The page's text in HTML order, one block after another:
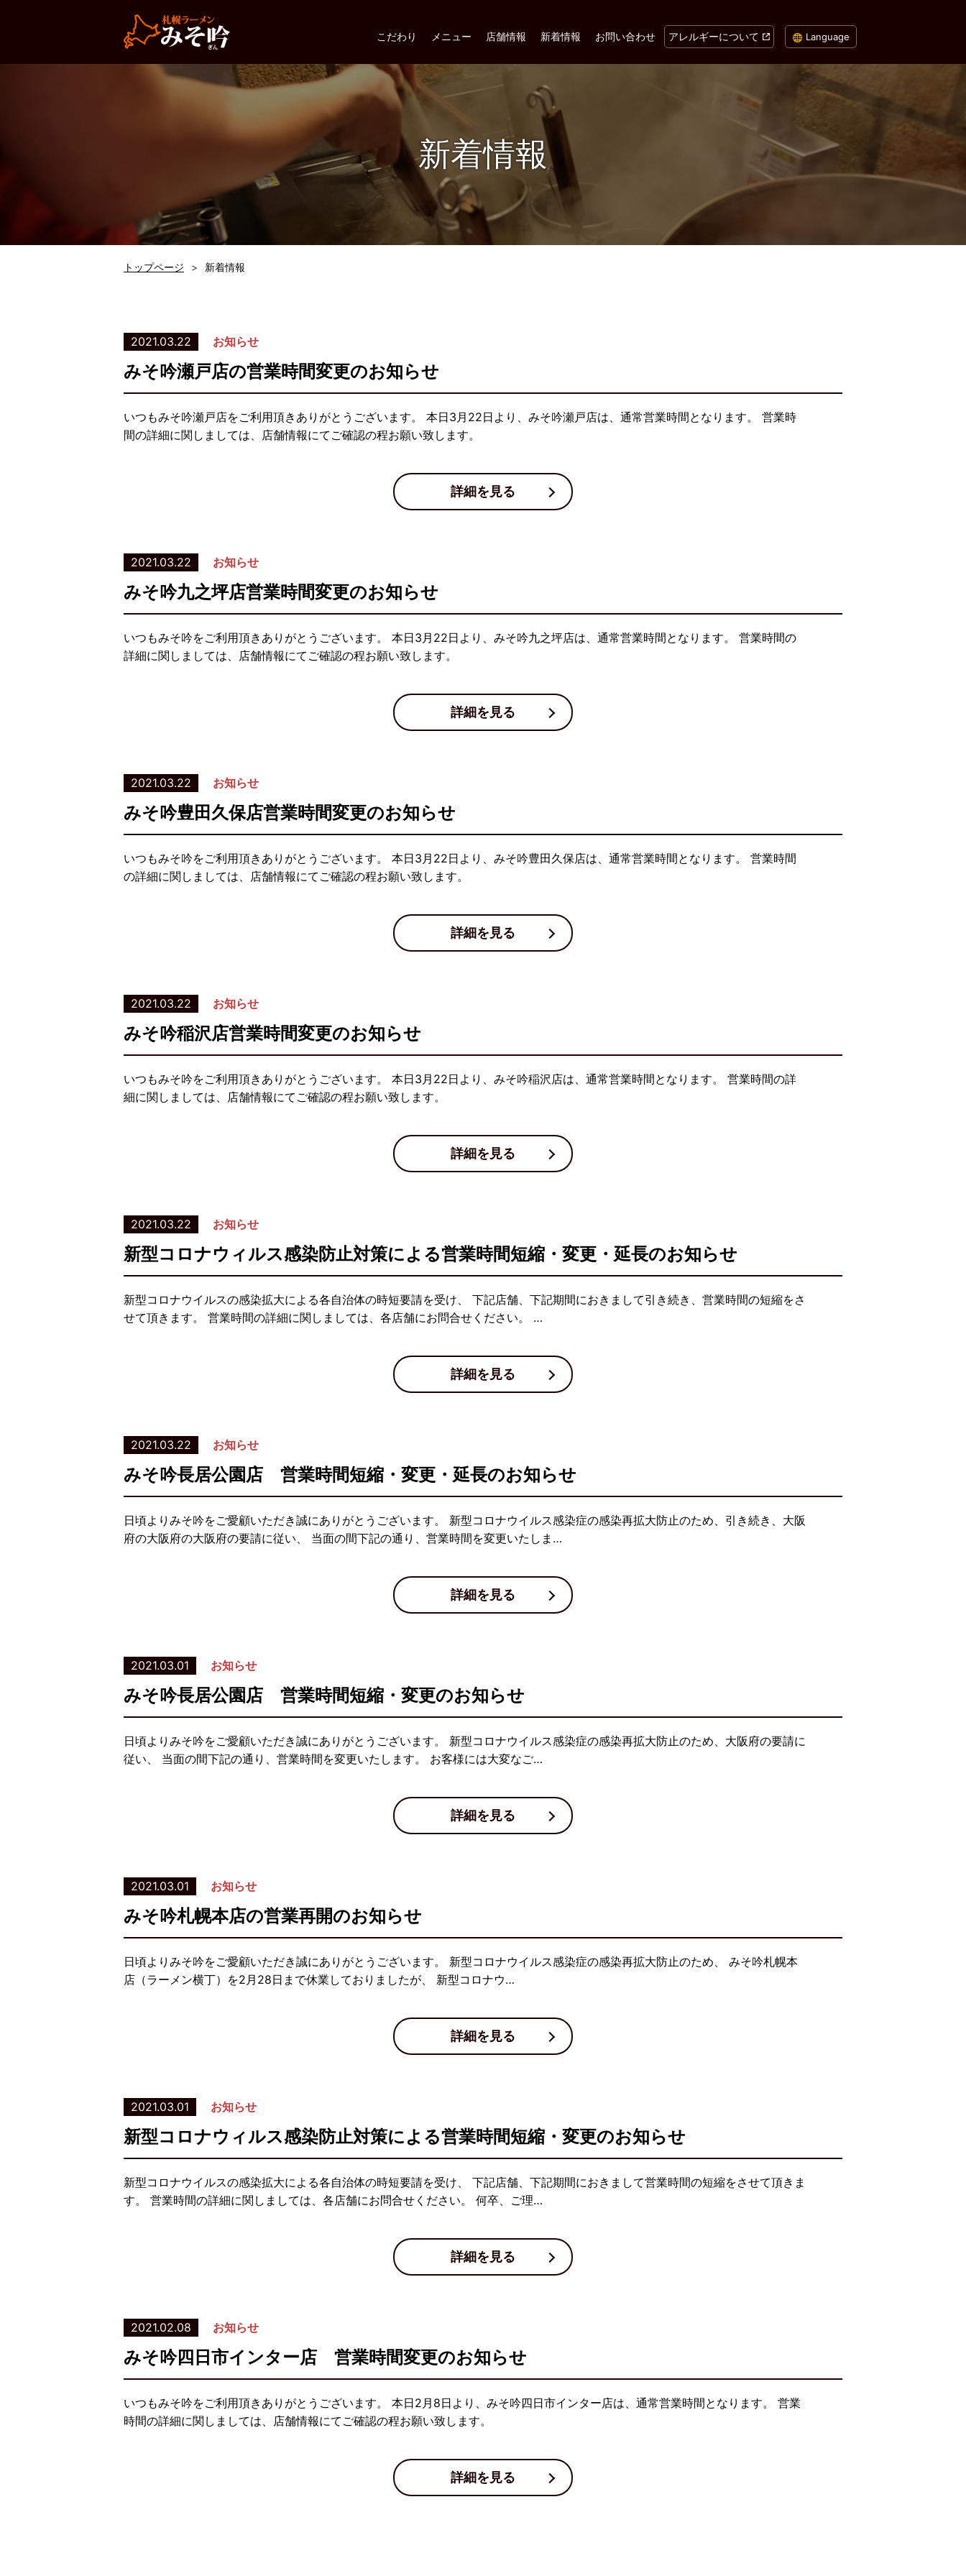
Language
こだわり メニュー 店舗情報 新着情報 お問い合わせ アレルギーについて
新着情報
トップページ 新着情報
2021.03.22 お知らせ
みそ吟瀬戸店の営業時間変更のお知らせ
いつもみそ吟瀬戸店をご利用頂きありがとうございます。 本日3月22日より、みそ吟瀬戸店は、通常営業時間となります。 営業時
間の詳細に関しましては、店舗情報にてご確認の程お願い致します。
詳細を見る
2021.03.22 お知らせ
みそ吟九之坪店営業時間変更のお知らせ
いつもみそ吟をご利用頂きありがとうございます。 本日3月22日より、みそ吟九之坪店は、通常営業時間となります。 営業時間の
詳細に関しましては、店舗情報にてご確認の程お願い致します。
詳細を見る
2021.03.22 お知らせ
みそ吟豊田久保店営業時間変更のお知らせ
いつもみそ吟をご利用頂きありがとうございます。 本日3月22日より、みそ吟豊田久保店は、通常営業時間となります。 営業時間
の詳細に関しましては、店舗情報にてご確認の程お願い致します。
詳細を見る
2021.03.22 お知らせ
みそ吟稲沢店営業時間変更のお知らせ
いつもみそ吟をご利用頂きありがとうございます。 本日3月22日より、みそ吟稲沢店は、通常営業時間となります。 営業時間の詳
細に関しましては、店舗情報にてご確認の程お願い致します。
詳細を見る
2021.03.22 お知らせ
新型コロナウィルス感染防止対策による営業時間短縮・変更・延長のお知らせ
新型コロナウイルスの感染拡大による各自治体の時短要請を受け、 下記店舗、下記期間におきまして引き続き、営業時間の短縮をさ
せて頂きます。 営業時間の詳細に関しましては、各店舗にお問合せください。 …
詳細を見る
2021.03.22 お知らせ
みそ吟長居公園店 営業時間短縮・変更・延長のお知らせ
日頃よりみそ吟をご愛顧いただき誠にありがとうございます。 新型コロナウイルス感染症の感染再拡大防止のため、引き続き、大阪
府の大阪府の大阪府の要請に従い、 当面の間下記の通り、営業時間を変更いたしま…
詳細を見る
2021.03.01 お知らせ
みそ吟長居公園店 営業時間短縮・変更のお知らせ
日頃よりみそ吟をご愛顧いただき誠にありがとうございます。 新型コロナウイルス感染症の感染再拡大防止のため、大阪府の要請に
従い、 当面の間下記の通り、営業時間を変更いたします。 お客様には大変なご…
詳細を見る
2021.03.01 お知らせ
みそ吟札幌本店の営業再開のお知らせ
日頃よりみそ吟をご愛顧いただき誠にありがとうございます。 新型コロナウイルス感染症の感染再拡大防止のため、 みそ吟札幌本
店（ラーメン横丁）を2月28日まで休業しておりましたが、 新型コロナウ…
詳細を見る
2021.03.01 お知らせ
新型コロナウィルス感染防止対策による営業時間短縮・変更のお知らせ
新型コロナウイルスの感染拡大による各自治体の時短要請を受け、 下記店舗、下記期間におきまして営業時間の短縮をさせて頂きま
す。 営業時間の詳細に関しましては、各店舗にお問合せください。 何卒、ご理…
詳細を見る
2021.02.08 お知らせ
みそ吟四日市インター店 営業時間変更のお知らせ
いつもみそ吟をご利用頂きありがとうございます。 本日2月8日より、みそ吟四日市インター店は、通常営業時間となります。 営業
時間の詳細に関しましては、店舗情報にてご確認の程お願い致します。
詳細を見る